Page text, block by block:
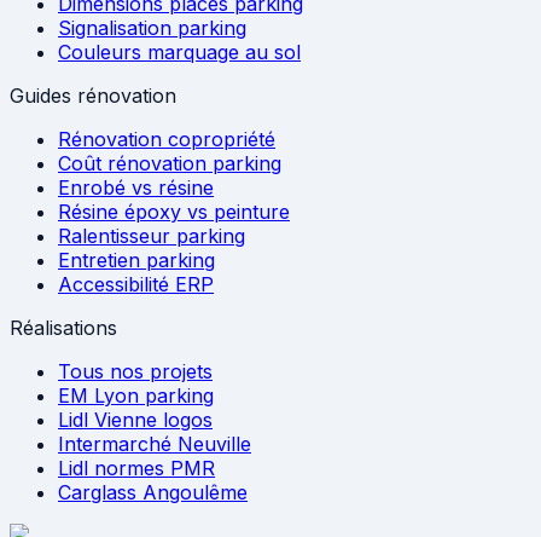
Signalisation parking
Couleurs marquage au sol
Guides rénovation
Rénovation copropriété
Coût rénovation parking
Enrobé vs résine
Résine époxy vs peinture
Ralentisseur parking
Entretien parking
Accessibilité ERP
Réalisations
Tous nos projets
EM Lyon parking
Lidl Vienne logos
Intermarché Neuville
Lidl normes PMR
Carglass Angoulême